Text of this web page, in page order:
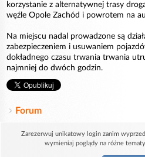
korzystanie z alternatywnej trasy
węźle Opole Zachód i powrotem na
Na miejscu nadal prowadzone są
zabezpieczeniem i usuwaniem
dokładnego czasu trwania trwania
najmniej do dwóch godzin.
Forum
Zarezerwuj unikatowy login zanim
wymieniaj poglądy na różne